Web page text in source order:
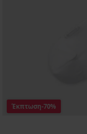
Έκπτωση-70%